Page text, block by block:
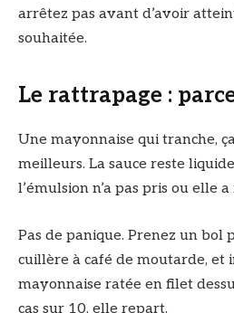
arrêtez pas avant d’avoir
souhaitée.
Le rattrapage :
Une mayonnaise qui tranche,
meilleurs. La sauce reste
l’émulsion n’a pas pris ou elle
Pas de panique. Prenez un bol
cuillère à café de moutarde, et
mayonnaise ratée en filet
cas sur 10, elle repart.